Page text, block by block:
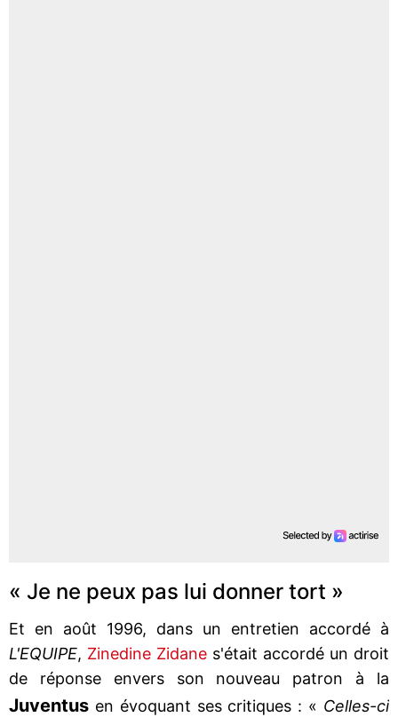
« Je ne peux pas lui donner tort »
Et en août 1996, dans un entretien accordé à
L'EQUIPE, Zinedine Zidane s'était accordé un droit
de réponse envers son nouveau patron à la
Juventus en évoquant ses critiques : « Celles-ci